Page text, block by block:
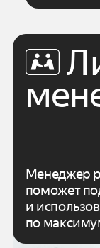
Менеджер
поможет
и
по